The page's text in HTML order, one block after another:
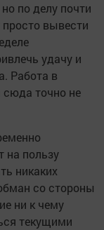
по делу почти
вывести
удачу и
Работа в
точно не
на пользу
никаких
со стороны
ни к чему
текущими